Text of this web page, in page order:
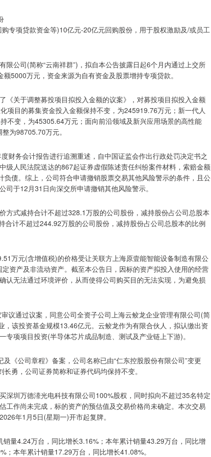
专项贷款资金等)10亿元-20亿元回购股份，用于股权激励及/或员工
公司(简称“云南祥群”)，拟自本公告披露日起6个月内通过上交所
5000万元，资金来源为自有资金及股票增持专项贷款。
《关于调整募投项目拟投入金额的议案》，对募投项目拟投入金额
项目的募集资金投入金额保持不变，为245919.76万元；新一代人
不变，为45305.64万元；面向前沿领域及新兴应用场景的高性能
为98705.70万元。
财务会计报告进行追溯重述，自中国证监会作出行政处罚决定书之
级人民法院送达的867起证券虚假陈述责任纠纷案件材料，索赔金额
债。综上，公司符合申请撤销股票交易其他风险警示的条件，且公
于12月31日向深交所申请撤销其他风险警示。
方式减持合计不超过328.1万股的公司股份，减持股份占公司总股本
计不超过244.92万股的公司股份，减持股份占公司总股本的比例
万元(含增值税)的价格受让关联方上海原壹能智能设备制造有限公
资产及非流动资产。截至本公告日，因标的资产拟投入使用的经营
认无法通过环境评价，从而使得公司购买目的无法实现，为避免损
议通过议案，同意公司全资子公司上海云鲛龙企业管理有限公司(简
，该投资基金规模13.46亿元。云鲛龙作为有限合伙人，拟认缴出资
项项目投资(半导体芯片成品制造、测试及产业链上下游)。
《公司章程》备案，公司名称已由“仁东控股股份有限公司”变更
勇，公司证券简称和证券代码均保持不变。
深圳万德溙光电科技有限公司100%股权，同时拟向不超过35名特定
工作尚未完成，标的资产的预估值及交易价格尚未确定。本次交易
年1月5日(星期一)开市起复牌。
量4.24万台，同比增长3.16%；本年累计销量43.29万台，同比增
本年累计销量17.29万台，同比增长41.08%。